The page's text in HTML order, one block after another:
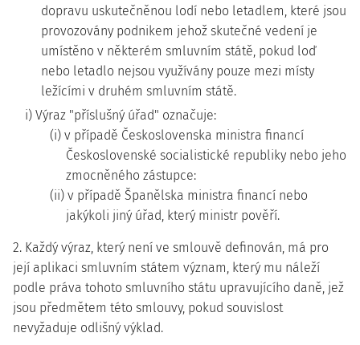
dopravu uskutečněnou lodí nebo letadlem, které jsou
provozovány podnikem jehož skutečné vedení je
umístěno v některém smluvním státě, pokud loď
nebo letadlo nejsou využívány pouze mezi místy
ležícími v druhém smluvním státě.
i) Výraz "příslušný úřad" označuje:
(i) v případě Československa ministra financí
Československé socialistické republiky nebo jeho
zmocněného zástupce:
(ii) v případě Španělska ministra financí nebo
jakýkoli jiný úřad, který ministr pověří.
2. Každý výraz, který není ve smlouvě definován, má pro
její aplikaci smluvním státem význam, který mu náleží
podle práva tohoto smluvního státu upravujícího daně, jež
jsou předmětem této smlouvy, pokud souvislost
nevyžaduje odlišný výklad.